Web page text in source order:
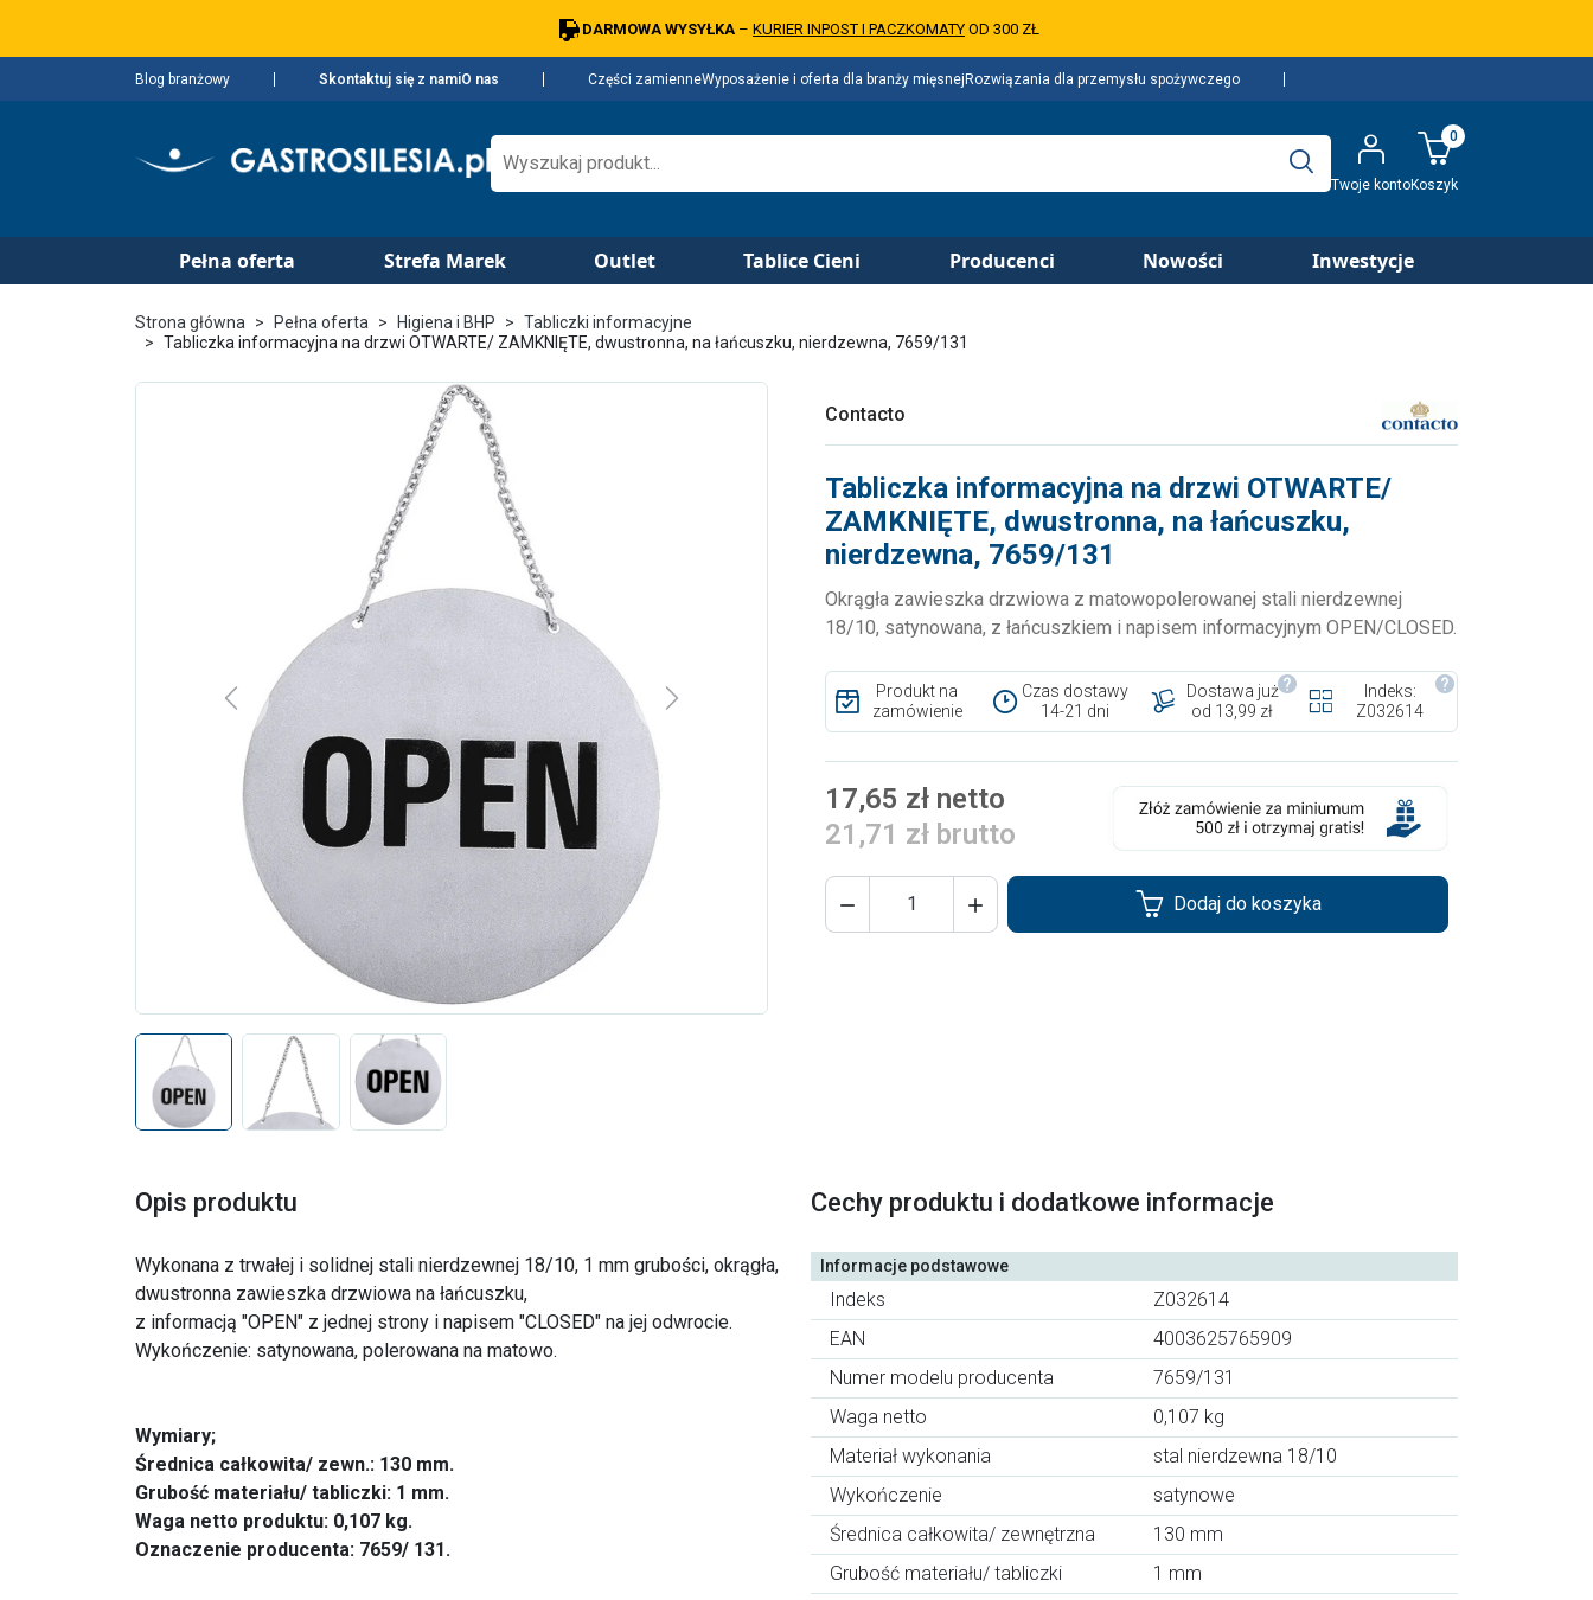
DARMOWA WYSYŁKA – KURIER INPOST I PACZKOMATY OD 300 ZŁ
Blog branżowy Skontaktuj się z namiO nas Części zamienneWyposażenie i oferta dla branży mięsnejRozwiązania dla przemysłu spożywczego
Twoje kontoKoszyk
0
Pełna oferta Strefa Marek Outlet Tablice Cieni Producenci Nowości Inwestycje
Strona główna Pełna oferta Higiena i BHP
Tabliczki informacyjne
Tabliczka informacyjna na drzwi OTWARTE/ ZAMKNIĘTE, dwustronna, na łańcuszku, nierdzewna, 7659/131
Previous Next
Contacto
Tabliczka informacyjna na drzwi OTWARTE/
ZAMKNIĘTE, dwustronna, na łańcuszku,
nierdzewna, 7659/131
Okrągła zawieszka drzwiowa z matowopolerowanej stali nierdzewnej
18/10, satynowana, z łańcuszkiem i napisem informacyjnym OPEN/CLOSED.
Produkt na
zamówienie
Czas dostawy
14-21 dni
Dostawa już
od 13,99 zł
Indeks:
Z032614
17,65 zł netto
21,71 zł brutto
  Dodaj do koszyka
Opis produktu
Wykonana z trwałej i solidnej stali nierdzewnej 18/10, 1 mm grubości, okrągła,
dwustronna zawieszka drzwiowa na łańcuszku,
z informacją "OPEN" z jednej strony i napisem "CLOSED" na jej odwrocie.
Wykończenie: satynowana, polerowana na matowo.
Wymiary;
Średnica całkowita/ zewn.: 130 mm.
Grubość materiału/ tabliczki: 1 mm.
Waga netto produktu: 0,107 kg.
Oznaczenie producenta: 7659/ 131.
Cechy produktu i dodatkowe informacje
Informacje podstawowe
Indeks
Z032614
EAN
4003625765909
Numer modelu producenta
7659/131
Waga netto
0,107 kg
Materiał wykonania
stal nierdzewna 18/10
Wykończenie
satynowe
Średnica całkowita/ zewnętrzna
130 mm
Grubość materiału/ tabliczki
1 mm